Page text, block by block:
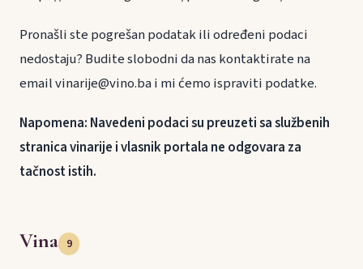
Pronašli ste pogrešan podatak ili određeni podaci
nedostaju? Budite slobodni da nas kontaktirate na
email vinarije@vino.ba i mi ćemo ispraviti podatke.
Napomena: Navedeni podaci su preuzeti sa službenih
stranica vinarije i vlasnik portala ne odgovara za
tačnost istih.
Vina 9